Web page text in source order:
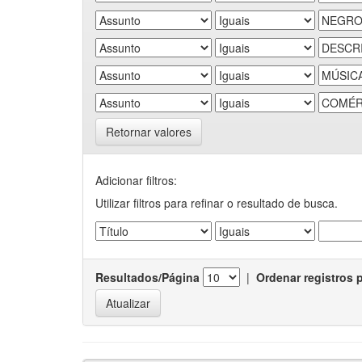
Retornar valores
Adicionar filtros:
Utilizar filtros para refinar o resultado de busca.
Resultados/Página | Ordenar registros